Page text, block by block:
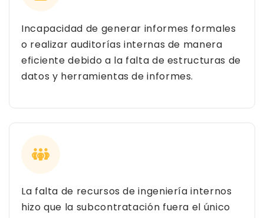
Incapacidad de generar informes formales
o realizar auditorías internas de manera
eficiente debido a la falta de estructuras de
datos y herramientas de informes.
La falta de recursos de ingeniería internos
hizo que la subcontratación fuera el único